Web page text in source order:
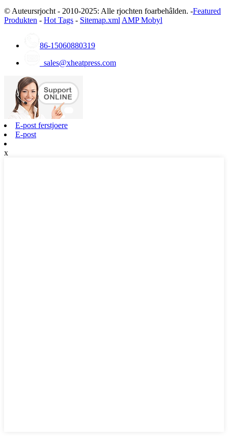
© Auteursrjocht - 2010-2025: Alle rjochten foarbehâlden. -Featured
Produkten - Hot Tags - Sitemap.xml AMP Mobyl
86-15060880319
sales@xheatpress.com
E-post ferstjoere
E-post
x